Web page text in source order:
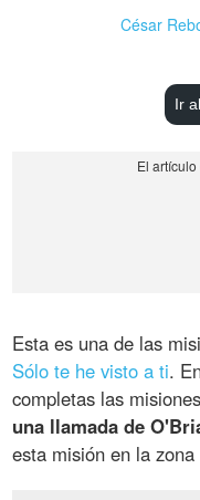
César
Ir
Esta es una de las
Sólo te he visto a ti.
completas las
una llamada de
esta misión en la